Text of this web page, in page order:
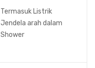
Termasuk Listrik
Jendela arah dalam
Shower